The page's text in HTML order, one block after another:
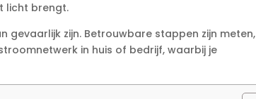
licht brengt.​
zijn.​ Betrouwbare stappen zijn meten,
in huis of bedrijf, waarbij je